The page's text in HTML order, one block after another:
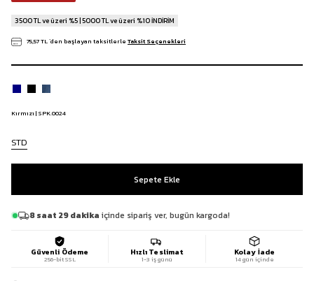
3500 TL ve üzeri %5 | 5000 TL ve üzeri %10 İNDİRİM
75,57 TL`den başlayan taksitlerle Taksit Seçenekleri
Kırmızı | SPK.0024
STD
8 saat 29 dakika içinde sipariş ver, bugün kargoda!
Güvenli Ödeme
256-bit SSL
Hızlı Teslimat
1-3 iş günü
Kolay İade
14 gün içinde